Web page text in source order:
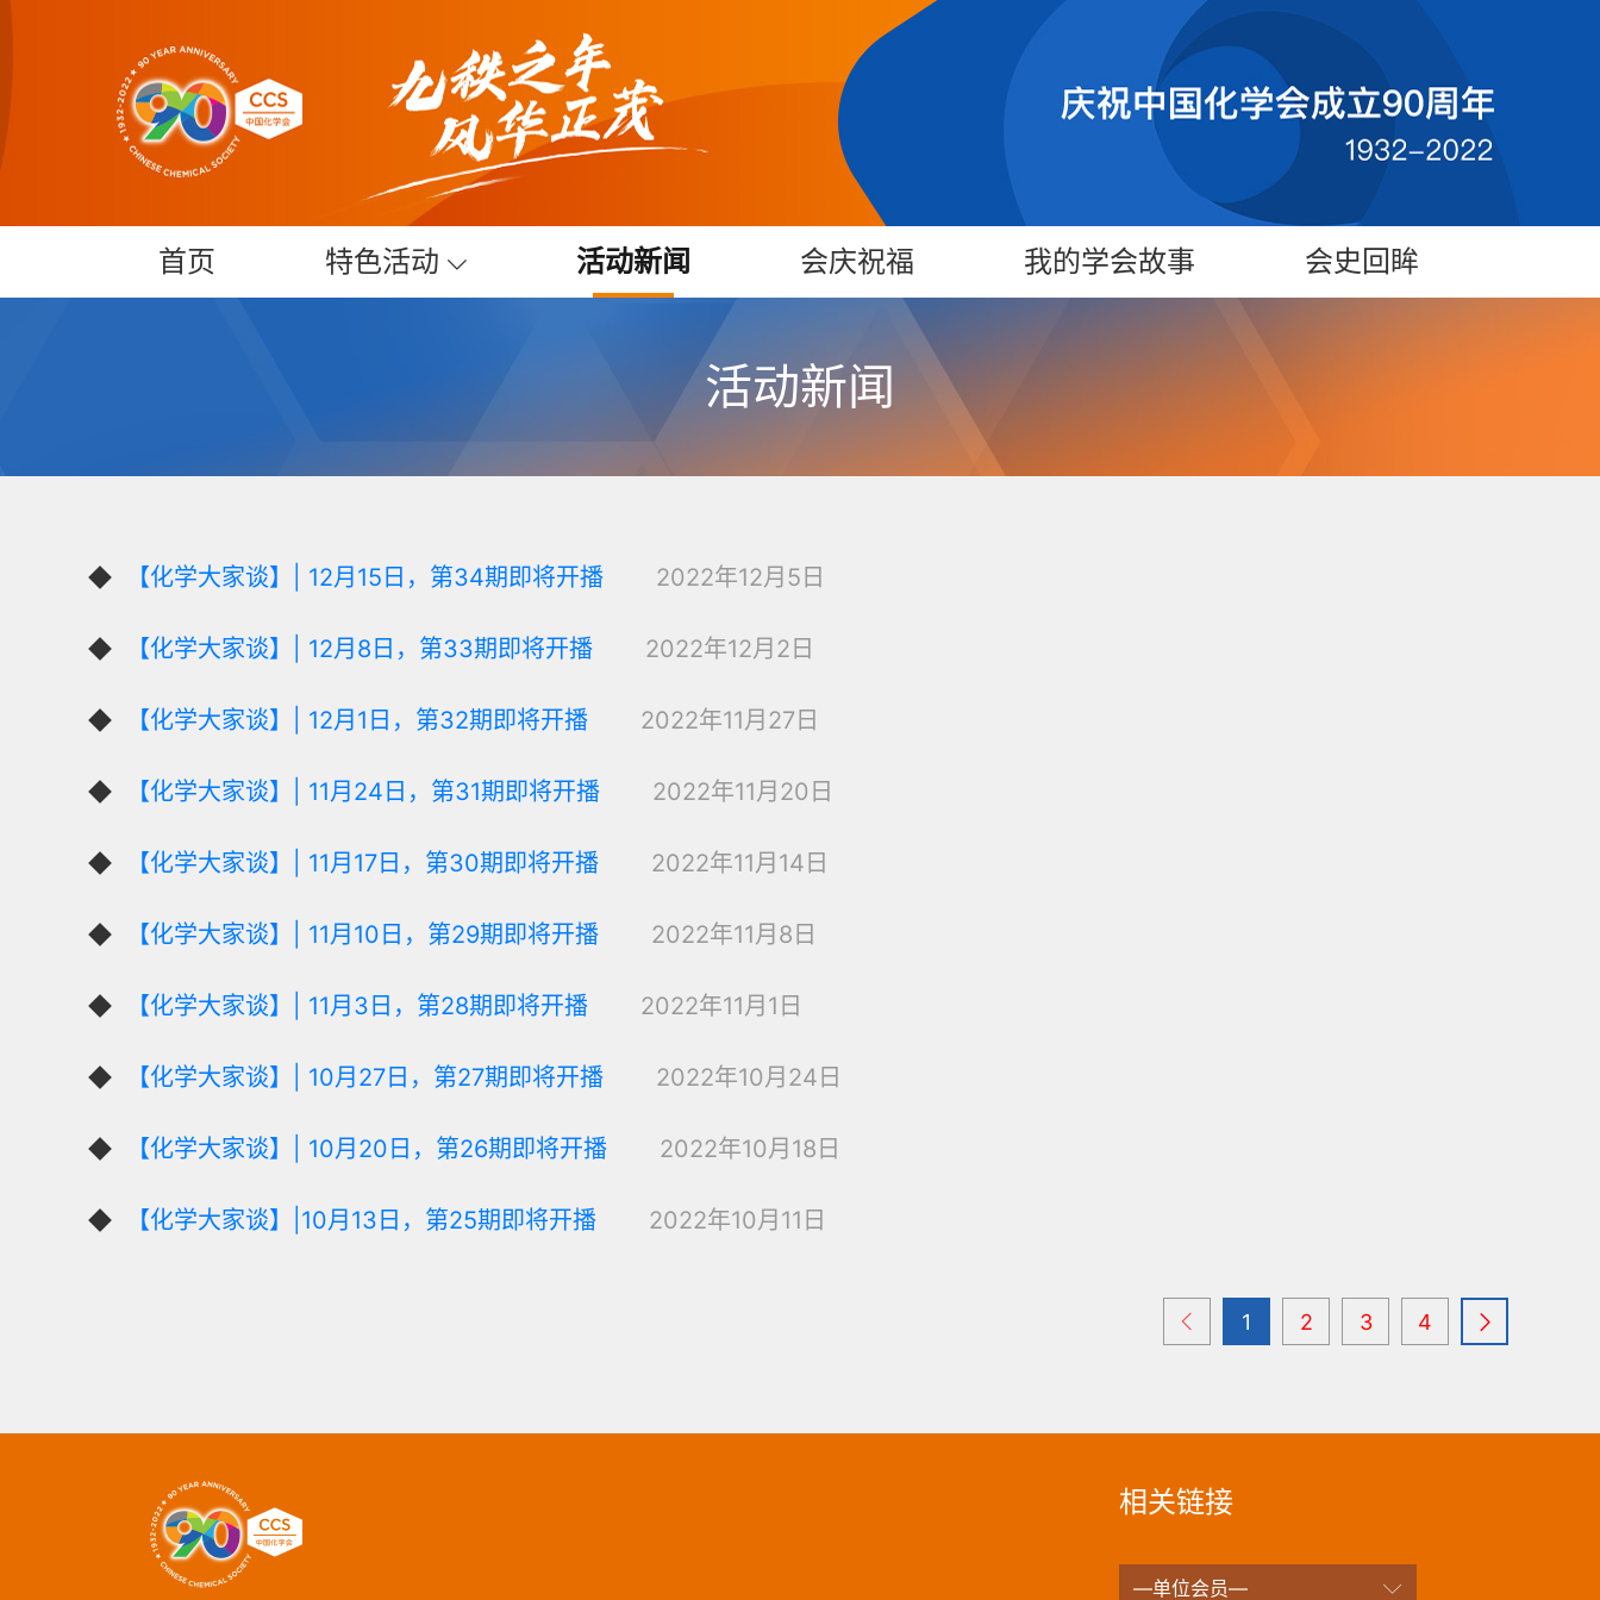
首页 特色活动 活动新闻 会庆祝福 我的学会故事 会史回眸
活动新闻
【化学大家谈】| 12月15日，第34期即将开播 2022年12月5日
【化学大家谈】| 12月8日，第33期即将开播 2022年12月2日
【化学大家谈】| 12月1日，第32期即将开播 2022年11月27日
【化学大家谈】| 11月24日，第31期即将开播 2022年11月20日
【化学大家谈】| 11月17日，第30期即将开播 2022年11月14日
【化学大家谈】| 11月10日，第29期即将开播 2022年11月8日
【化学大家谈】| 11月3日，第28期即将开播 2022年11月1日
【化学大家谈】| 10月27日，第27期即将开播 2022年10月24日
【化学大家谈】| 10月20日，第26期即将开播 2022年10月18日
【化学大家谈】|10月13日，第25期即将开播 2022年10月11日
1 2 3 4
相关链接
—单位会员—